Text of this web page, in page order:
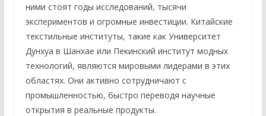
ними стоят годы исследований, тысячи
экспериментов и огромные инвестиции. Китайские
текстильные институты, такие как Университет
Дунхуа в Шанхае или Пекинский институт модных
технологий, являются мировыми лидерами в этих
областях. Они активно сотрудничают с
промышленностью, быстро переводя научные
открытия в реальные продукты.